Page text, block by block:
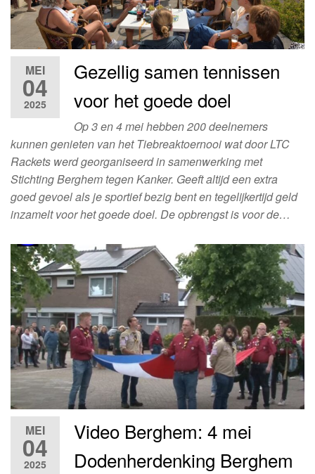
MEI
04
2025
Gezellig samen tennissen
voor het goede doel
Op 3 en 4 mei hebben 200 deelnemers
kunnen genieten van het Tiebreaktoernooi wat door LTC
Rackets werd georganiseerd in samenwerking met
Stichting Berghem tegen Kanker. Geeft altijd een extra
goed gevoel als je sportief bezig bent en tegelijkertijd geld
inzamelt voor het goede doel. De opbrengst is voor de…
MEI
04
2025
Video Berghem: 4 mei
Dodenherdenking Berghem